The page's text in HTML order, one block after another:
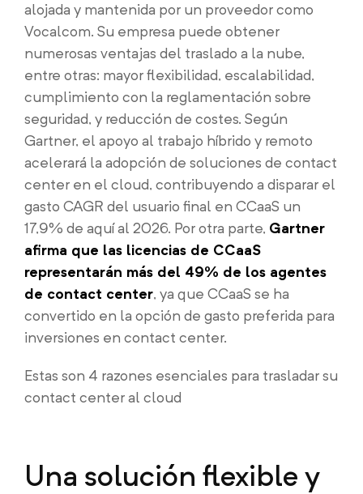
alojada y mantenida por un proveedor como
Vocalcom. Su empresa puede obtener
numerosas ventajas del traslado a la nube,
entre otras: mayor flexibilidad, escalabilidad,
cumplimiento con la reglamentación sobre
seguridad, y reducción de costes. Según
Gartner, el apoyo al trabajo híbrido y remoto
acelerará la adopción de soluciones de contact
center en el cloud, contribuyendo a disparar el
gasto CAGR del usuario final en CCaaS un
17,9% de aquí al 2026. Por otra parte, Gartner
afirma que las licencias de CCaaS
representarán más del 49% de los agentes
de contact center, ya que CCaaS se ha
convertido en la opción de gasto preferida para
inversiones en contact center.
Estas son 4 razones esenciales para trasladar su
contact center al cloud
Una solución flexible y